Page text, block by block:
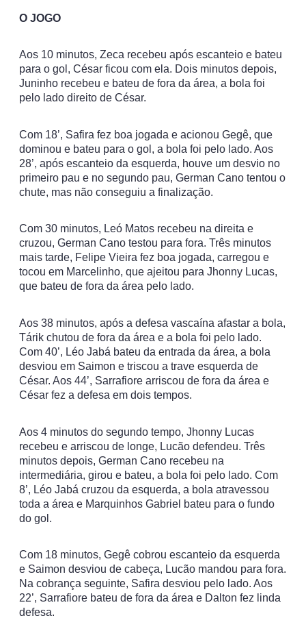
O JOGO
Aos 10 minutos, Zeca recebeu após escanteio e bateu
para o gol, César ficou com ela. Dois minutos depois,
Juninho recebeu e bateu de fora da área, a bola foi
pelo lado direito de César.
Com 18’, Safira fez boa jogada e acionou Gegê, que
dominou e bateu para o gol, a bola foi pelo lado. Aos
28’, após escanteio da esquerda, houve um desvio no
primeiro pau e no segundo pau, German Cano tentou o
chute, mas não conseguiu a finalização.
Com 30 minutos, Leó Matos recebeu na direita e
cruzou, German Cano testou para fora. Três minutos
mais tarde, Felipe Vieira fez boa jogada, carregou e
tocou em Marcelinho, que ajeitou para Jhonny Lucas,
que bateu de fora da área pelo lado.
Aos 38 minutos, após a defesa vascaína afastar a bola,
Tárik chutou de fora da área e a bola foi pelo lado.
Com 40’, Léo Jabá bateu da entrada da área, a bola
desviou em Saimon e triscou a trave esquerda de
César. Aos 44’, Sarrafiore arriscou de fora da área e
César fez a defesa em dois tempos.
Aos 4 minutos do segundo tempo, Jhonny Lucas
recebeu e arriscou de longe, Lucão defendeu. Três
minutos depois, German Cano recebeu na
intermediária, girou e bateu, a bola foi pelo lado. Com
8’, Léo Jabá cruzou da esquerda, a bola atravessou
toda a área e Marquinhos Gabriel bateu para o fundo
do gol.
Com 18 minutos, Gegê cobrou escanteio da esquerda
e Saimon desviou de cabeça, Lucão mandou para fora.
Na cobrança seguinte, Safira desviou pelo lado. Aos
22’, Sarrafiore bateu de fora da área e Dalton fez linda
defesa.